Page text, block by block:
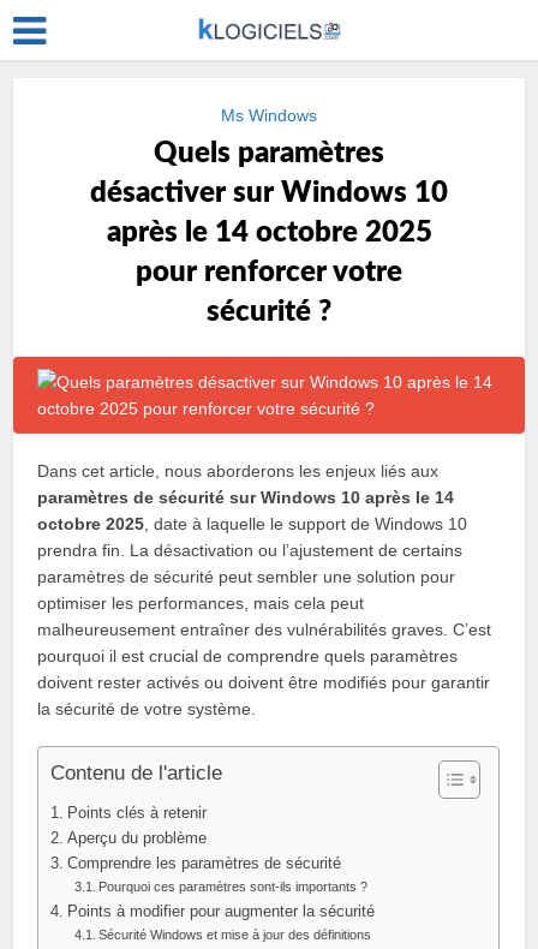
Ms Windows
Quels paramètres
désactiver sur Windows 10
après le 14 octobre 2025
pour renforcer votre
sécurité ?
Dans cet article, nous aborderons les enjeux liés aux
paramètres de sécurité sur Windows 10 après le 14
octobre 2025 , date à laquelle le support de Windows 10
prendra fin. La désactivation ou l’ajustement de certains
paramètres de sécurité peut sembler une solution pour
optimiser les performances, mais cela peut
malheureusement entraîner des vulnérabilités graves. C’est
pourquoi il est crucial de comprendre quels paramètres
doivent rester activés ou doivent être modifiés pour garantir
la sécurité de votre système.
Contenu de l'article
Points clés à retenir
Aperçu du problème
Comprendre les paramètres de sécurité
Pourquoi ces paramètres sont-ils importants ?
Points à modifier pour augmenter la sécurité
Sécurité Windows et mise à jour des définitions